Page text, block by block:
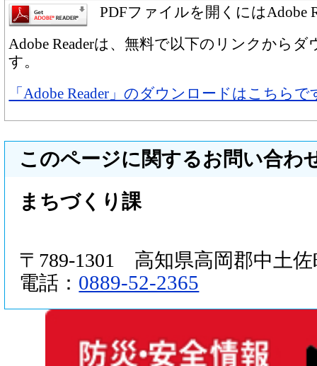
PDFファイルを開くにはAdobe
Adobe Readerは、無料で以下のリンクから
す。
「Adobe Reader」のダウンロードはこちらで
このページに関するお問い合わ
まちづくり課
〒789-1301 高知県高岡郡中土佐
電話： 0889-52-2365